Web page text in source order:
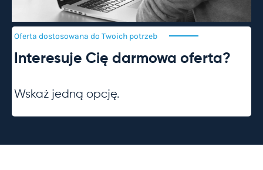
Oferta dostosowana do Twoich potrzeb
Interesuje Cię darmowa oferta?
Wskaż jedną opcję.